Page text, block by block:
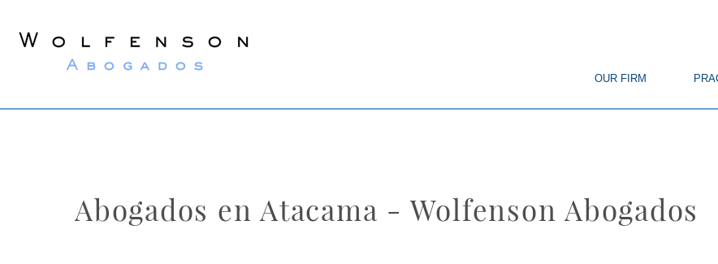
OUR FIRM
Abogados en Atacama - Wolfenson Abogados
Wolfenson